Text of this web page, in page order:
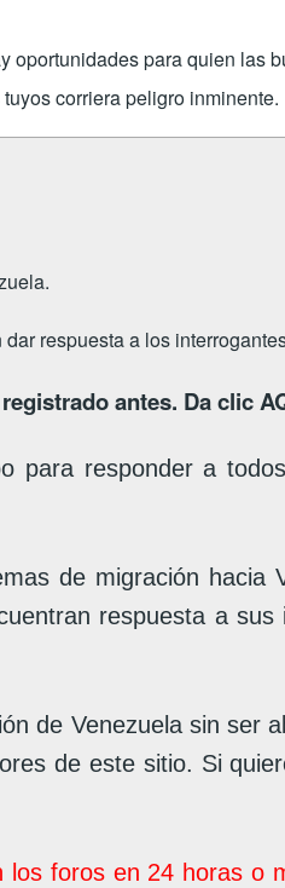
para quien las
corriera peligro inminente.
respuesta a los
antes. Da clic
responder a
de migración hacia
respuesta a
de Venezuela sin ser
de este sitio. Si
foros en 24 horas o